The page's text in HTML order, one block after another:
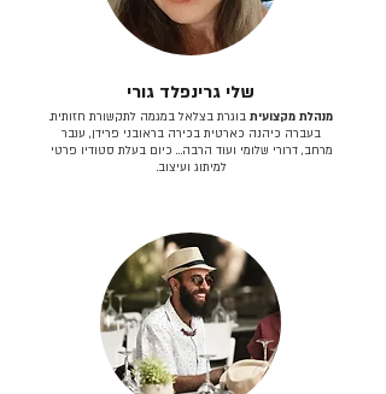
שלי גרינפלד גורי
מנהלת מקצועית בוגרת בצלאל במגמה לתקשורת חזותית.
בעברה כיהנה כארטית בכירה בראובני פרידן, ענבר
מרחב, דרורי שלומי ועוד הרבה… כיום בעלת סטודיו פרטי
למיתוג ועיצוב.